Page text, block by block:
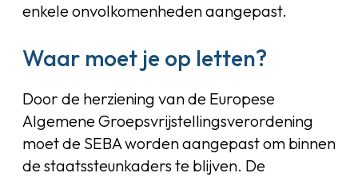
enkele onvolkomenheden aangepast.
Waar moet je op letten?
Door de herziening van de Europese
Algemene Groepsvrijstellingsverordening
moet de SEBA worden aangepast om binnen
de staatssteunkaders te blijven. De